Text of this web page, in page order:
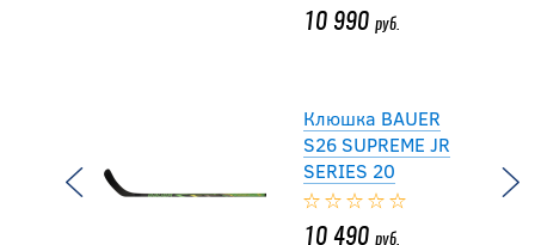
10 990 руб.
Клюшка BAUER
S26 SUPREME JR
SERIES 20
10 490 руб.